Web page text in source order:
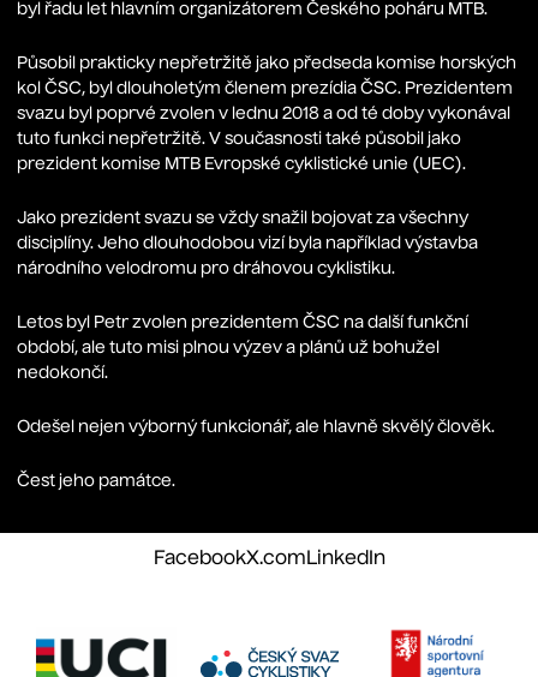
byl řadu let hlavním organizátorem Českého poháru MTB.
Působil prakticky nepřetržitě jako předseda komise horských
kol ČSC, byl dlouholetým členem prezídia ČSC. Prezidentem
svazu byl poprvé zvolen v lednu 2018 a od té doby vykonával
tuto funkci nepřetržitě. V současnosti také působil jako
prezident komise MTB Evropské cyklistické unie (UEC).
Jako prezident svazu se vždy snažil bojovat za všechny
disciplíny. Jeho dlouhodobou vizí byla například výstavba
národního velodromu pro dráhovou cyklistiku.
Letos byl Petr zvolen prezidentem ČSC na další funkční
období, ale tuto misi plnou výzev a plánů už bohužel
nedokončí.
Odešel nejen výborný funkcionář, ale hlavně skvělý člověk.
Čest jeho památce.
FacebookX.comLinkedIn